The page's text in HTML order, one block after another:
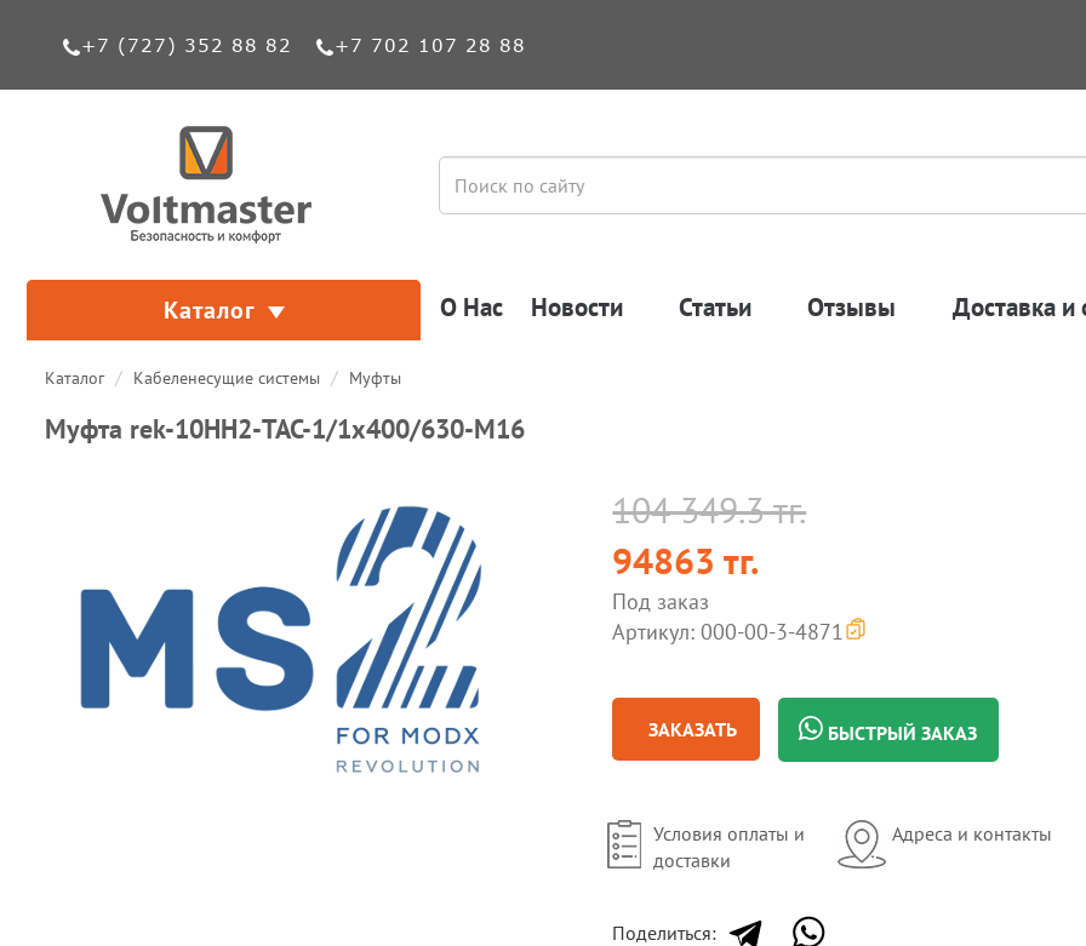
+7 (727) 352 88 82 +7 702 107 28 88
Каталог О Нас Новости Статьи Отзывы Доставка и
Каталог Кабеленесущие системы Муфты
Муфта rek-10HH2-ТАС-1/1х400/630-М16
104 349.3 тг.
94863 тг.
Под заказ
Артикул: 000-00-3-4871
ЗАКАЗАТЬ БЫСТРЫЙ ЗАКАЗ
Условия оплаты и
доставки
Адреса и контакты
Поделиться: